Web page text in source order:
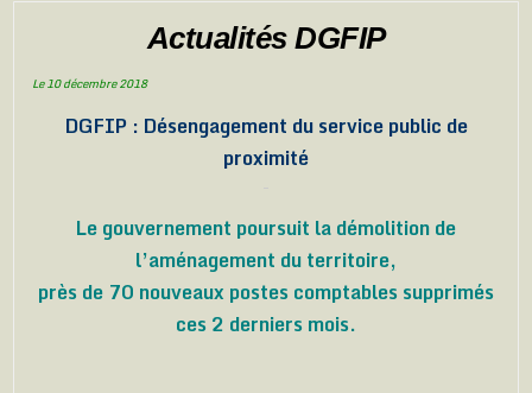
Actualités DGFIP
Le 10 décembre 2018
DGFIP : Désengagement du service public de
proximité
Le gouvernement poursuit la démolition de
l’aménagement du territoire,
près de 70 nouveaux postes comptables supprimés
ces 2 derniers mois.